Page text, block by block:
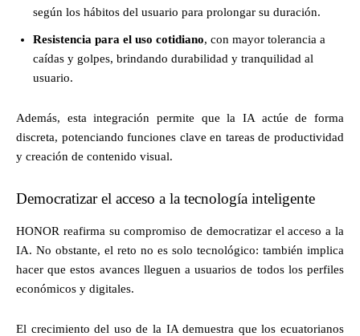
según los hábitos del usuario para prolongar su duración.
Resistencia para el uso cotidiano, con mayor tolerancia a
caídas y golpes, brindando durabilidad y tranquilidad al
usuario.
Además, esta integración permite que la IA actúe de forma
discreta, potenciando funciones clave en tareas de productividad
y creación de contenido visual.
Democratizar el acceso a la tecnología inteligente
HONOR reafirma su compromiso de democratizar el acceso a la
IA. No obstante, el reto no es solo tecnológico: también implica
hacer que estos avances lleguen a usuarios de todos los perfiles
económicos y digitales.
El crecimiento del uso de la IA demuestra que los ecuatorianos